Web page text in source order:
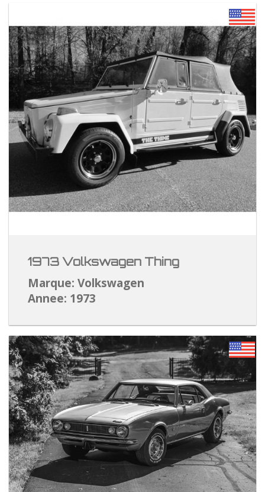
1973 Volkswagen Thing
Marque: Volkswagen
Annee: 1973